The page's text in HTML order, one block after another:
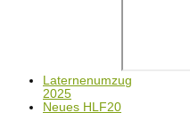
Laternenumzug
2025
Neues HLF20